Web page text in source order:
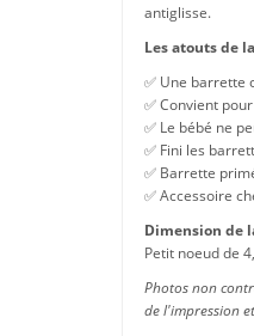
antiglisse.
Les atouts de
✅ Une barrette
✅ Convient
✅ Le bébé ne
✅ Fini les
✅ Barrette
✅ Accessoire
Dimension de
Petit noeud de
Photos non
de l'impression